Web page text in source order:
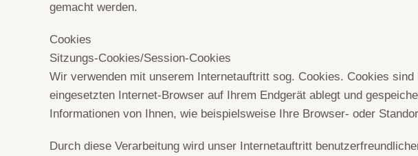
gemacht werden.
Cookies
Sitzungs-Cookies/Session-Cookies
Wir verwenden mit unserem Internetauftritt sog. Cookies. Cookies
eingesetzten Internet-Browser auf Ihrem Endgerät ablegt und
Informationen von Ihnen, wie beispielsweise Ihre Browser- oder
Durch diese Verarbeitung wird unser Internetauftritt